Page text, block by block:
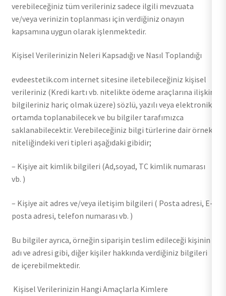
verebileceğiniz tüm verileriniz sadece ilgili mevzuata
ve/veya verinizin toplanması için verdiğiniz onayın
kapsamına uygun olarak işlenmektedir.
Kişisel Verilerinizin Neleri Kapsadığı ve Nasıl Toplandığı
evdeestetik.com internet sitesine iletebileceğiniz kişisel
verileriniz (Kredi kartı vb. nitelikte ödeme araçlarına ilişkin
bilgileriniz hariç olmak üzere) sözlü, yazılı veya elektronik
ortamda toplanabilecek ve bu bilgiler tarafımızca
saklanabilecektir. Verebileceğiniz bilgi türlerine dair örnek
niteliğindeki veri tipleri aşağıdaki gibidir;
– Kişiye ait kimlik bilgileri (Ad,soyad, TC kimlik numarası
vb. )
– Kişiye ait adres ve/veya iletişim bilgileri ( Posta adresi, E-
posta adresi, telefon numarası vb. )
Bu bilgiler ayrıca, örneğin siparişin teslim edileceği kişinin
adı ve adresi gibi, diğer kişiler hakkında verdiğiniz bilgileri
de içerebilmektedir.
Kişisel Verilerinizin Hangi Amaçlarla Kimlere